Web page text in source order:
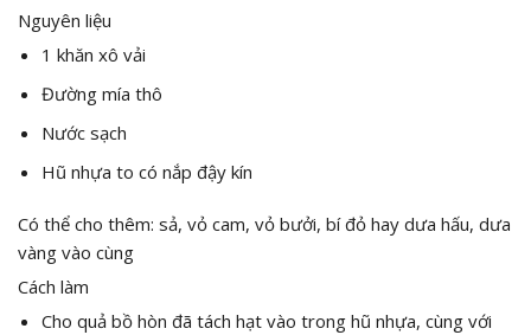
Nguyên liệu
1 khăn xô vải
Đường mía thô
Nước sạch
Hũ nhựa to có nắp đậy kín
Có thể cho thêm: sả, vỏ cam, vỏ bưởi, bí đỏ hay dưa hấu, dưa
vàng vào cùng
Cách làm
Cho quả bồ hòn đã tách hạt vào trong hũ nhựa, cùng với